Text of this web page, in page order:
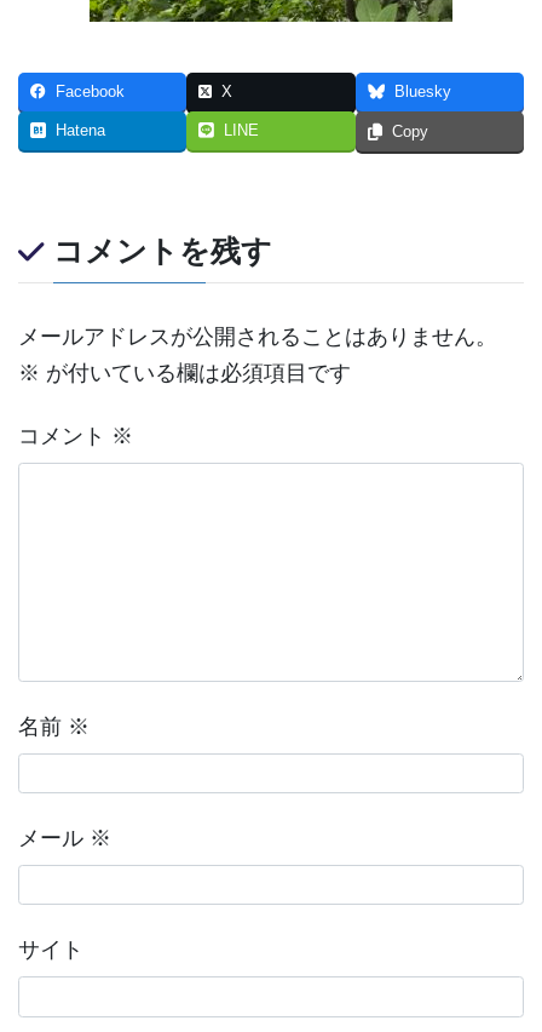
Facebook X Bluesky
Hatena LINE Copy
コメントを残す
メールアドレスが公開されることはありません。
※ が付いている欄は必須項目です
コメント ※
名前 ※
メール ※
サイト